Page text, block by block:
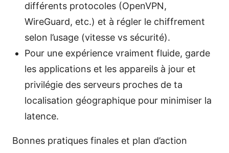
différents protocoles (OpenVPN,
WireGuard, etc.) et à régler le chiffrement
selon l’usage (vitesse vs sécurité).
Pour une expérience vraiment fluide, garde
les applications et les appareils à jour et
privilégie des serveurs proches de ta
localisation géographique pour minimiser la
latence.
Bonnes pratiques finales et plan d’action